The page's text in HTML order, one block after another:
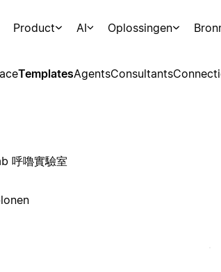
Product AI Oplossingen
TemplatesAgentsConsultants
呼嚕實驗室